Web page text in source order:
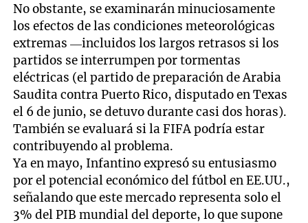
No obstante, se examinarán minuciosamente
los efectos de las condiciones meteorológicas
extremas —incluidos los largos retrasos si los
partidos se interrumpen por tormentas
eléctricas (el partido de preparación de Arabia
Saudita contra Puerto Rico, disputado en Texas
el 6 de junio, se detuvo durante casi dos horas).
También se evaluará si la FIFA podría estar
contribuyendo al problema.
Ya en mayo, Infantino expresó su entusiasmo
por el potencial económico del fútbol en EE.UU.,
señalando que este mercado representa solo el
3% del PIB mundial del deporte, lo que supone